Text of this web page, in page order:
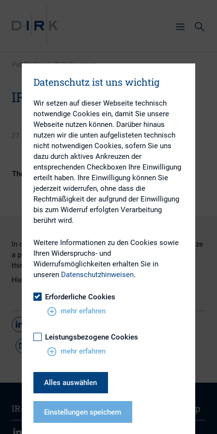
Publikation| IR in the storm
IR in the storm
27. August 2015
Themengebiete
Berichterstattung, Digitalisierung,
Investoren
In diesem Potcast geht es um Fragen wie "how to organize
a perfect IR calendar", "what analysts and investors really
think about social media" usw.
​Hier geht`s zum Link.
IR-Wissen Kontakt Newsletter Sitemap
Datenschutz ist uns wichtig
Wir setzen auf dieser Webseite technisch
notwendige Cookies ein, damit Sie unsere
Webseite nutzen können. Darüber hinaus
nutzen wir die unten aufgelisteten technisch
nicht notwendigen Cookies, sofern Sie uns
dazu durch aktives Ankreuzen der
entsprechenden Checkboxen Ihre Einwilligung
erteilt haben. Ihre Einwilligung können Sie
jederzeit widerrufen, ohne dass die
Rechtmäßigkeit der aufgrund der Einwilligung
bis zum Widerruf erfolgten Verarbeitung
berührt wird.
Weitere Informationen zu den Cookies sowie
Ihren Widerspruchs- und
Widerrufsmöglichkeiten erhalten Sie in
unseren Datenschutzhinweisen.
Erforderliche Cookies
mehr erfahren
Leistungsbezogene Cookies
mehr erfahren
Alles auswählen
Einstellungen speichern